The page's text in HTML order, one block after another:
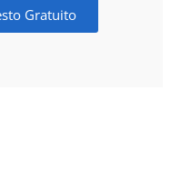
Gratuito